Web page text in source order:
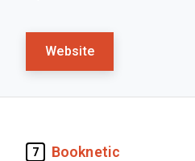
Website
7 Booknetic